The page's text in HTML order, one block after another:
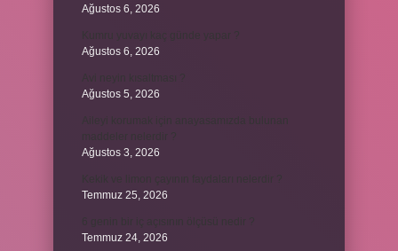
Ağustos 6, 2026
Ağustos 6, 2026
Ağustos 5, 2026
Ağustos 3, 2026
Temmuz 25, 2026
Temmuz 24, 2026